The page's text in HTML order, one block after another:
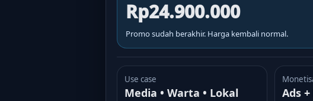
Rp24.900.000
Promo sudah berakhir. Harga kembali normal.
Use case
Media • Warta • Lokal Ads